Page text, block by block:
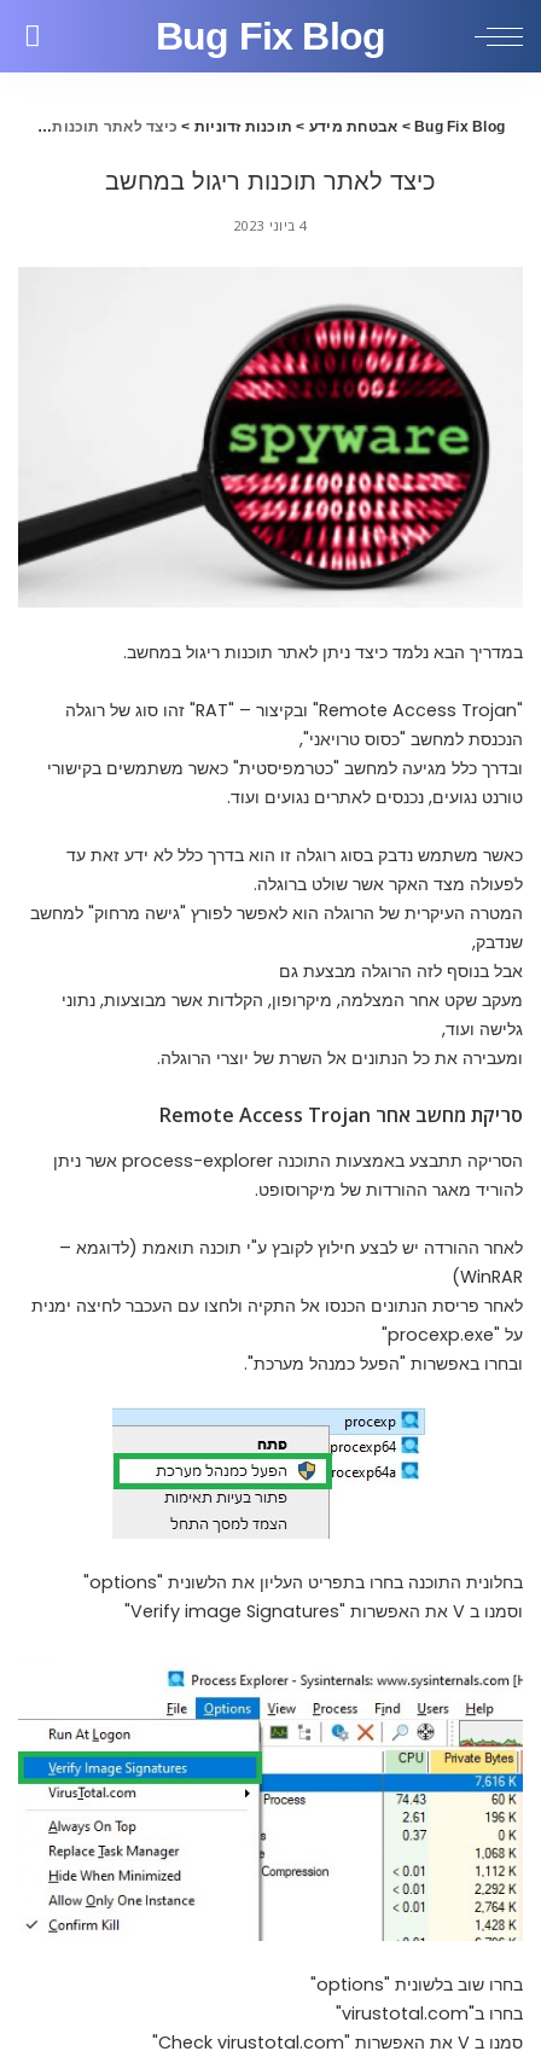
Bug Fix Blog
Bug Fix Blog
> אבטחת מידע > תוכנות זדוניות > כיצד לאתר תוכנות ריגול במחשב
כיצד לאתר תוכנות ריגול במחשב
4 ביוני 2023
במדריך הבא נלמד כיצד ניתן לאתר תוכנות ריגול במחשב.
"Remote Access Trojan" ובקיצור – "RAT" זהו סוג של רוגלה
הנכנסת למחשב "כסוס טרויאני",
ובדרך כלל מגיעה למחשב "כטרמפיסטית" כאשר משתמשים בקישורי
טורנט נגועים, נכנסים לאתרים נגועים ועוד.
כאשר משתמש נדבק בסוג רוגלה זו הוא בדרך כלל לא ידע זאת עד
לפעולה מצד האקר אשר שולט ברוגלה.
המטרה העיקרית של הרוגלה הוא לאפשר לפורץ "גישה מרחוק" למחשב
שנדבק,
אבל בנוסף לזה הרוגלה מבצעת גם
מעקב שקט אחר המצלמה, מיקרופון, הקלדות אשר מבוצעות, נתוני
גלישה ועוד,
ומעבירה את כל הנתונים אל השרת של יוצרי הרוגלה.
סריקת מחשב אחר Remote Access Trojan
הסריקה תתבצע באמצעות התוכנה process-explorer אשר ניתן
להוריד מאגר ההורדות של מיקרוסופט.
לאחר ההורדה יש לבצע חילוץ לקובץ ע"י תוכנה תואמת (לדוגמא –
WinRAR)
לאחר פריסת הנתונים הכנסו אל התקיה ולחצו עם העכבר לחיצה ימנית
על "procexp.exe"
ובחרו באפשרות "הפעל כמנהל מערכת".
בחלונית התוכנה בחרו בתפריט העליון את הלשונית "options"
וסמנו ב V את האפשרות "Verify image Signatures"
בחרו שוב בלשונית "options"
בחרו ב"virustotal.com"
סמנו ב V את האפשרות "Check virustotal.com"